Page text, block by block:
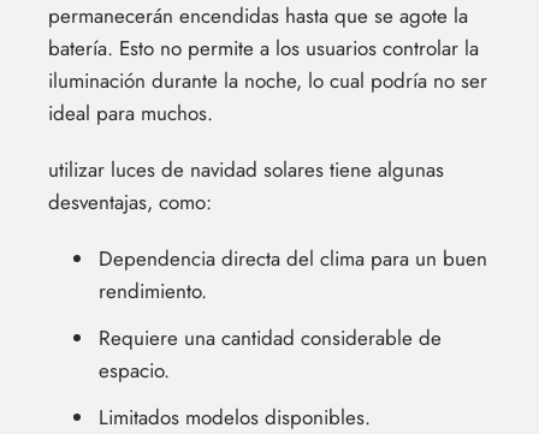
permanecerán encendidas hasta que se agote la
batería. Esto no permite a los usuarios controlar la
iluminación durante la noche, lo cual podría no ser
ideal para muchos.
utilizar luces de navidad solares tiene algunas
desventajas, como:
Dependencia directa del clima para un buen
rendimiento.
Requiere una cantidad considerable de
espacio.
Limitados modelos disponibles.